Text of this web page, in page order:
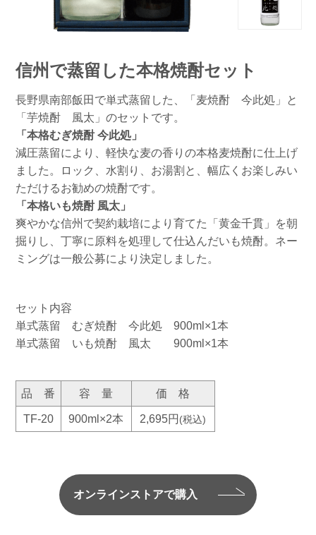
信州で蒸留した本格焼酎セット
長野県南部飯田で単式蒸留した、「麦焼酎 今此処」と
「芋焼酎 風太」のセットです。
「本格むぎ焼酎 今此処」
減圧蒸留により、軽快な麦の香りの本格麦焼酎に仕上げ
ました。ロック、水割り、お湯割と、幅広くお楽しみい
ただけるお勧めの焼酎です。
「本格いも焼酎 風太」
爽やかな信州で契約栽培により育てた「黄金千貫」を朝
掘りし、丁寧に原料を処理して仕込んだいも焼酎。ネー
ミングは一般公募により決定しました。
セット内容
単式蒸留 むぎ焼酎 今此処 900ml×1本
単式蒸留 いも焼酎 風太 900ml×1本
品 番 容 量 価 格
TF-20 900ml×2本 2,695円 (税込)
オンラインストアで購入